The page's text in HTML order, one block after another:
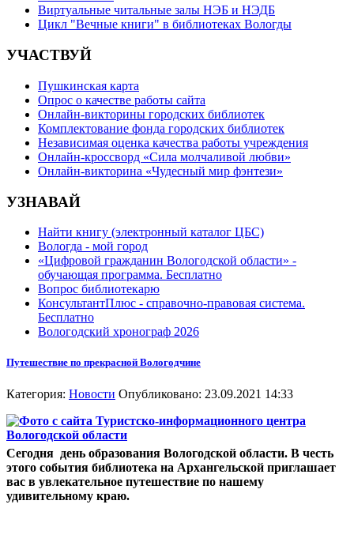
Виртуальные читальные залы НЭБ и НЭДБ
Цикл "Вечные книги" в библиотеках Вологды
УЧАСТВУЙ
Пушкинская карта
Опрос о качестве работы сайта
Онлайн-викторины городских библиотек
Комплектование фонда городских библиотек
Независимая оценка качества работы учреждения
Онлайн-кроссворд «Сила молчаливой любви»
Онлайн-викторина «Чудесный мир фэнтези»
УЗНАВАЙ
Найти книгу (электронный каталог ЦБС)
Вологда - мой город
«Цифровой гражданин Вологодской области» -
обучающая программа. Бесплатно
Вопрос библиотекарю
КонсультантПлюс - справочно-правовая система.
Бесплатно
Вологодский хронограф 2026
Путешествие по прекрасной Вологодчине
Категория: Новости Опубликовано: 23.09.2021 14:33
Сегодня день образования Вологодской области. В честь
этого события библиотека на Архангельской приглашает
вас в увлекательное путешествие по нашему
удивительному краю.